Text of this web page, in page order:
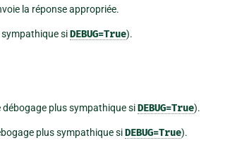
la réponse appropriée.
sympathique siDEBUG=True).
débogage plus sympathique siDEBUG=True).
plus sympathique siDEBUG=True).